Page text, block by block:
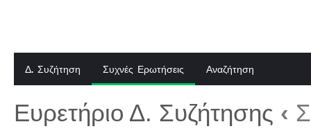
Δ. Συζήτηση Συχνές Ερωτήσεις Αναζήτηση
Ευρετήριο Δ. Συζήτησης ‹